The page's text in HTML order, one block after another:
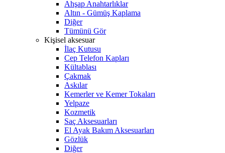
Ahşap Anahtarlıklar
Altın - Gümüş Kaplama
Diğer
Tümünü Gör
Kişisel aksesuar
İlaç Kutusu
Cep Telefon Kapları
Kültablası
Çakmak
Askılar
Kemerler ve Kemer Tokaları
Yelpaze
Kozmetik
Saç Aksesuarları
El Ayak Bakım Aksesuarları
Gözlük
Diğer